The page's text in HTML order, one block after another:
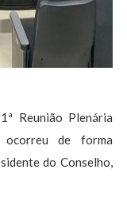
Reunião Plenária
de forma
do Conselho,